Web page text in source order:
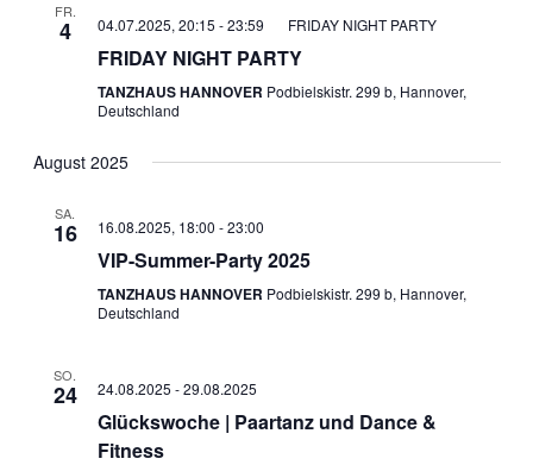
FR.
4 04.07.2025, 20:15 -23:59 FRIDAY NIGHT PARTY
FRIDAY NIGHT PARTY
TANZHAUS HANNOVER Podbielskistr. 299 b, Hannover,
Deutschland
August 2025
SA.
16 16.08.2025, 18:00 -23:00
VIP-Summer-Party 2025
TANZHAUS HANNOVER Podbielskistr. 299 b, Hannover,
Deutschland
SO.
24 24.08.2025 -29.08.2025
Glückswoche | Paartanz und Dance &
Fitness